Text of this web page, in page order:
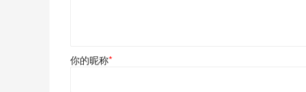
你的昵称*